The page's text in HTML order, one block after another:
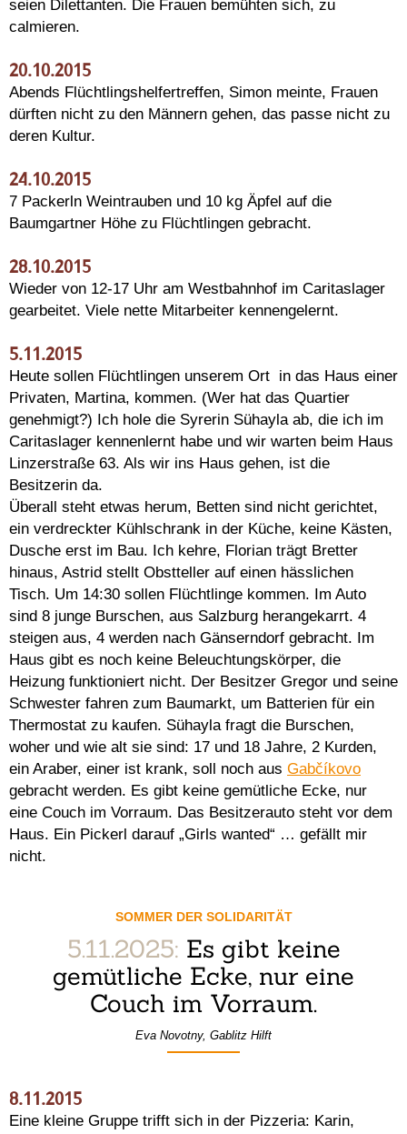
seien Dilettanten. Die Frauen bemühten sich, zu
calmieren.
20.10.2015
Abends Flüchtlingshelfertreffen, Simon meinte, Frauen
dürften nicht zu den Männern gehen, das passe nicht zu
deren Kultur.
24.10.2015
7 Packerln Weintrauben und 10 kg Äpfel auf die
Baumgartner Höhe zu Flüchtlingen gebracht.
28.10.2015
Wieder von 12-17 Uhr am Westbahnhof im Caritaslager
gearbeitet. Viele nette Mitarbeiter kennengelernt.
5.11.2015
Heute sollen Flüchtlingen unserem Ort in das Haus einer
Privaten, Martina, kommen. (Wer hat das Quartier
genehmigt?) Ich hole die Syrerin Sühayla ab, die ich im
Caritaslager kennenlernt habe und wir warten beim Haus
Linzerstraße 63. Als wir ins Haus gehen, ist die
Besitzerin da.
Überall steht etwas herum, Betten sind nicht gerichtet,
ein verdreckter Kühlschrank in der Küche, keine Kästen,
Dusche erst im Bau. Ich kehre, Florian trägt Bretter
hinaus, Astrid stellt Obstteller auf einen hässlichen
Tisch. Um 14:30 sollen Flüchtlinge kommen. Im Auto
sind 8 junge Burschen, aus Salzburg herangekarrt. 4
steigen aus, 4 werden nach Gänserndorf gebracht. Im
Haus gibt es noch keine Beleuchtungskörper, die
Heizung funktioniert nicht. Der Besitzer Gregor und seine
Schwester fahren zum Baumarkt, um Batterien für ein
Thermostat zu kaufen. Sühayla fragt die Burschen,
woher und wie alt sie sind: 17 und 18 Jahre, 2 Kurden,
ein Araber, einer ist krank, soll noch aus Gabčíkovo
gebracht werden. Es gibt keine gemütliche Ecke, nur
eine Couch im Vorraum. Das Besitzerauto steht vor dem
Haus. Ein Pickerl darauf „Girls wanted“ … gefällt mir
nicht.
SOMMER DER SOLIDARITÄT
5.11.2025: Es gibt keine
gemütliche Ecke, nur eine
Couch im Vorraum.
Eva Novotny, Gablitz Hilft
8.11.2015
Eine kleine Gruppe trifft sich in der Pizzeria: Karin,